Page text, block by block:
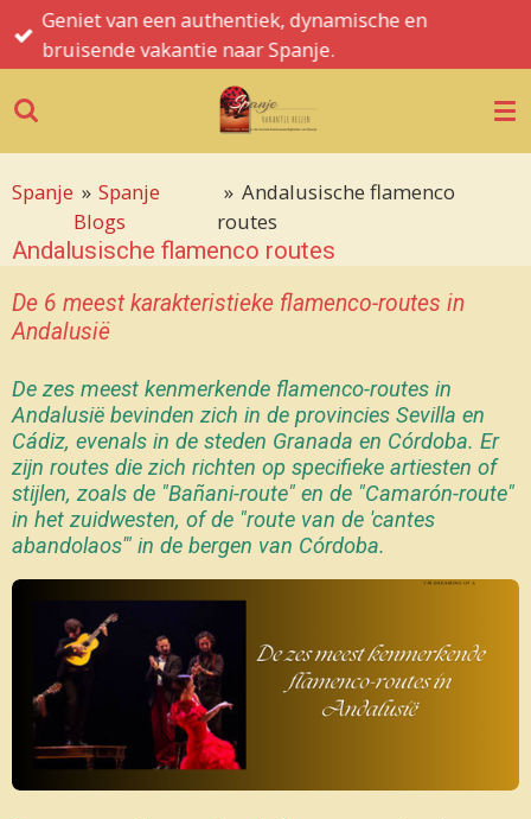
Ga
direct
de
Geniet van een authentiek, dynamische en
bruisende vakantie naar Spanje.
Spanje » Spanje
Blogs
» Andalusische flamenco
routes
Andalusische flamenco routes
De 6 meest karakteristieke flamenco-routes in
Andalusië
De zes meest kenmerkende flamenco-routes in
Andalusië bevinden zich in de provincies Sevilla en
Cádiz, evenals in de steden Granada en Córdoba. Er
zijn routes die zich richten op specifieke artiesten of
stijlen, zoals de "Bañani-route" en de "Camarón-route"
in het zuidwesten, of de "route van de 'cantes
abandolaos'" in de bergen van Córdoba.